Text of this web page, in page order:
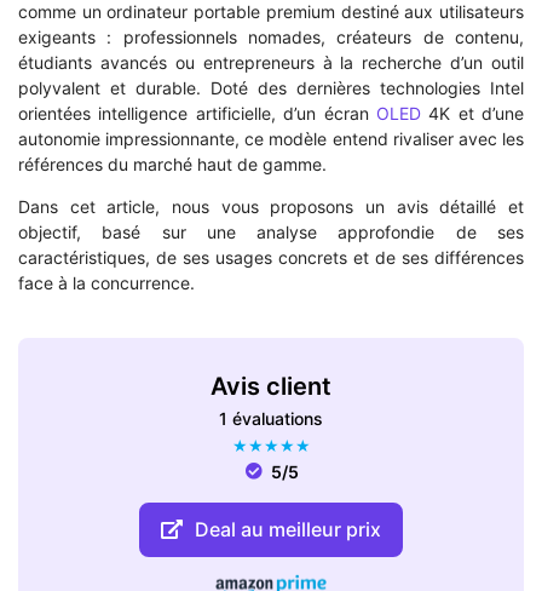
comme un ordinateur portable premium destiné aux utilisateurs
exigeants : professionnels nomades, créateurs de contenu,
étudiants avancés ou entrepreneurs à la recherche d’un outil
polyvalent et durable. Doté des dernières technologies Intel
orientées intelligence artificielle, d’un écran OLED4K et d’une
autonomie impressionnante, ce modèle entend rivaliser avec les
références du marché haut de gamme.
Dans cet article, nous vous proposons un avis détaillé et
objectif, basé sur une analyse approfondie de ses
caractéristiques, de ses usages concrets et de ses différences
face à la concurrence.
Avis client
1 évaluations
★★★★★
5/5
Deal au meilleur prix